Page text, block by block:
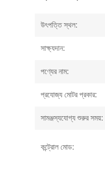
উৎপত্তি স্থল:
সাক্ষ্যদান:
পণ্যের নাম:
প্রযোজ্য মোটর প্রকার:
সামঞ্জস্যযোগ্য শুরুর সময়:
কন্ট্রোল মোড: